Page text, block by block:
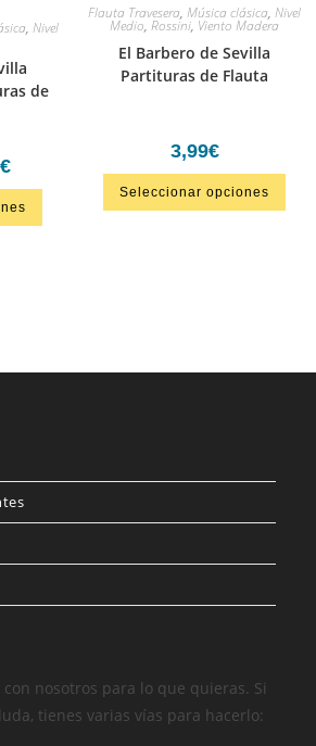
, Nivel
de
€
Flauta Travesera, Música clásica, Nivel
Medio, Rossini, Viento Madera
El Barbero de Sevilla
Partituras de Flauta
3,99€
Seleccionar opciones
nosotros para lo que quieras. Si
tienes varias vías para hacerlo: